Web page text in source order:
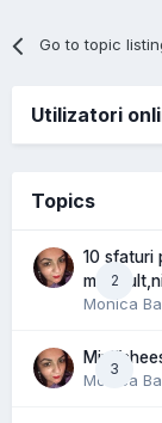
Go to topic
Utilizatori
Topics
2
10 sfaturi
mai
Monica
3
Monica